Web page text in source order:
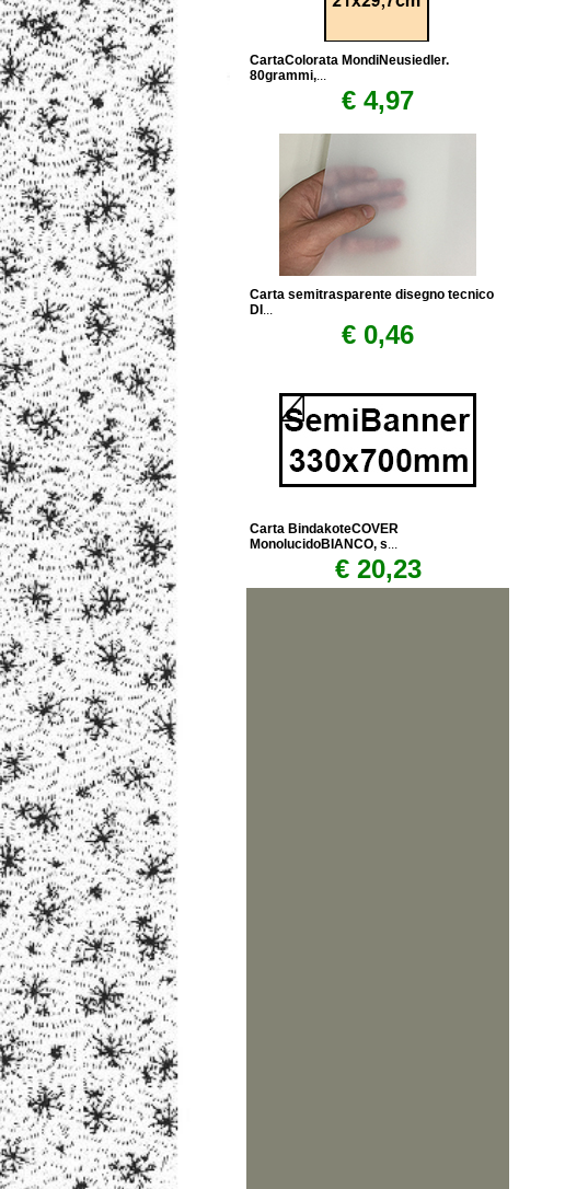
CartaColorata MondiNeusiedler.
80grammi,...
€ 4,97
Carta semitrasparente disegno tecnico
DI ...
€ 0,46
Carta BindakoteCOVER
MonolucidoBIANCO, s...
€ 20,23